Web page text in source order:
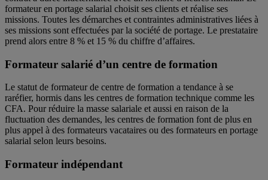
formateur en portage salarial choisit ses clients et réalise ses
missions. Toutes les démarches et contraintes administratives liées à
ses missions sont effectuées par la société de portage. Le prestataire
prend alors entre 8 % et 15 % du chiffre d’affaires.
Formateur salarié d’un centre de formation
Le statut de formateur de centre de formation a tendance à se
raréfier, hormis dans les centres de formation technique comme les
CFA. Pour réduire la masse salariale et aussi en raison de la
fluctuation des demandes, les centres de formation font de plus en
plus appel à des formateurs vacataires ou des formateurs en portage
salarial selon leurs besoins.
Formateur indépendant